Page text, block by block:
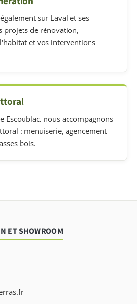
sur Laval et ses
projets de rénovation,
et vos interventions
Escoublac, nous accompagnons
: menuiserie, agencement
bois.
ET SHOWROOM